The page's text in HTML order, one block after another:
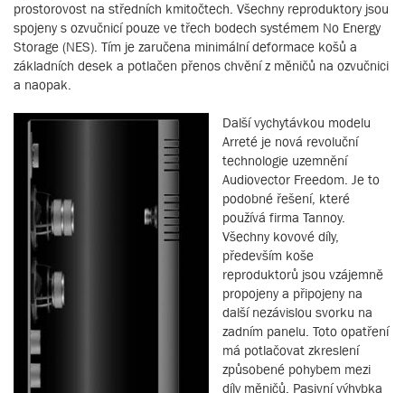
prostorovost na středních kmitočtech. Všechny reproduktory jsou
spojeny s ozvučnicí pouze ve třech bodech systémem No Energy
Storage (NES). Tím je zaručena minimální deformace košů a
základních desek a potlačen přenos chvění z měničů na ozvučnici
a naopak.
Další vychytávkou modelu
Arreté je nová revoluční
technologie uzemnění
Audiovector Freedom. Je to
podobné řešení, které
používá firma Tannoy.
Všechny kovové díly,
především koše
reproduktorů jsou vzájemně
propojeny a připojeny na
další nezávislou svorku na
zadním panelu. Toto opatření
má potlačovat zkreslení
způsobené pohybem mezi
díly měničů. Pasivní výhybka